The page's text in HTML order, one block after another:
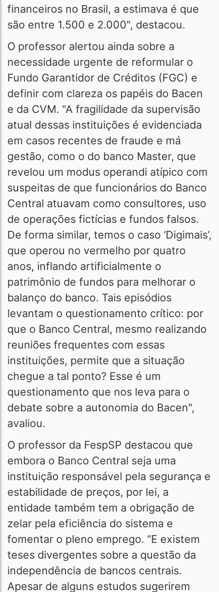
financeiros no Brasil, a estimava é que
são entre 1.500 e 2.000", destacou.
O professor alertou ainda sobre a
necessidade urgente de reformular o
Fundo Garantidor de Créditos (FGC) e
definir com clareza os papéis do Bacen
e da CVM. "A fragilidade da supervisão
atual dessas instituições é evidenciada
em casos recentes de fraude e má
gestão, como o do banco Master, que
revelou um modus operandi atípico com
suspeitas de que funcionários do Banco
Central atuavam como consultores, uso
de operações fictícias e fundos falsos.
De forma similar, temos o caso ‘Digimais’,
que operou no vermelho por quatro
anos, inflando artificialmente o
patrimônio de fundos para melhorar o
balanço do banco. Tais episódios
levantam o questionamento crítico: por
que o Banco Central, mesmo realizando
reuniões frequentes com essas
instituições, permite que a situação
chegue a tal ponto? Esse é um
questionamento que nos leva para o
debate sobre a autonomia do Bacen",
avaliou.
O professor da FespSP destacou que
embora o Banco Central seja uma
instituição responsável pela segurança e
estabilidade de preços, por lei, a
entidade também tem a obrigação de
zelar pela eficiência do sistema e
fomentar o pleno emprego. “E existem
teses divergentes sobre a questão da
independência de bancos centrais.
Apesar de alguns estudos sugerirem